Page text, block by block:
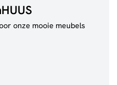
onze mooie meubels